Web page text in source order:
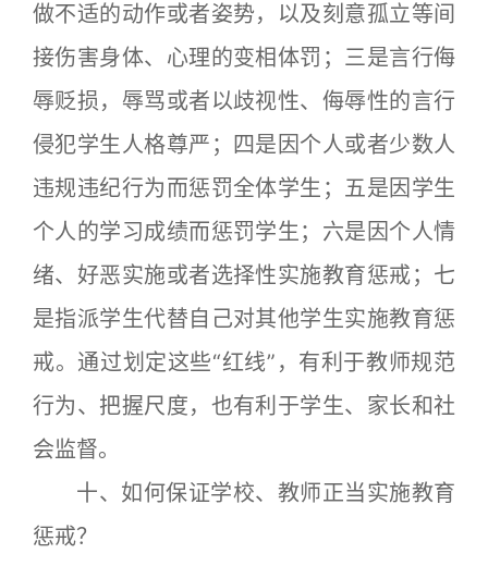
做不适的动作或者姿势，以及刻意孤立等间
接伤害身体、心理的变相体罚；三是言行侮
辱贬损，辱骂或者以歧视性、侮辱性的言行
侵犯学生人格尊严；四是因个人或者少数人
违规违纪行为而惩罚全体学生；五是因学生
个人的学习成绩而惩罚学生；六是因个人情
绪、好恶实施或者选择性实施教育惩戒；七
是指派学生代替自己对其他学生实施教育惩
戒。通过划定这些“红线”，有利于教师规范
行为、把握尺度，也有利于学生、家长和社
会监督。
十、如何保证学校、教师正当实施教育
惩戒？